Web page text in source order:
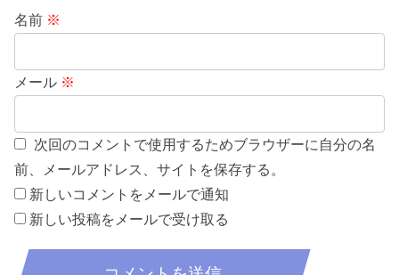
名前 ※
メール ※
次回のコメントで使用するためブラウザーに自分の名
前、メールアドレス、サイトを保存する。
新しいコメントをメールで通知
新しい投稿をメールで受け取る